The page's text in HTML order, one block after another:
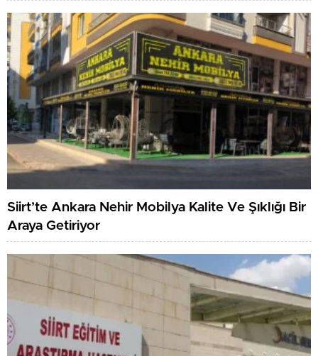
Siirt’te Ankara Nehir Mobilya Kalite Ve Şıklığı Bir
Araya Getiriyor